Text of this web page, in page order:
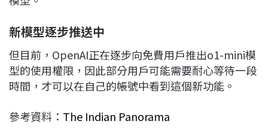
新模型逐步推送中
但目前，OpenAI正在逐步向免費用戶推出o1-mini模
型的使用權限，因此部分用戶可能需要耐心等待一段
時間，才可以在自己的帳號中看到這個新功能。
參考資料： The Indian Panorama